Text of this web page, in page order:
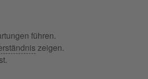
führen.
zeigen.